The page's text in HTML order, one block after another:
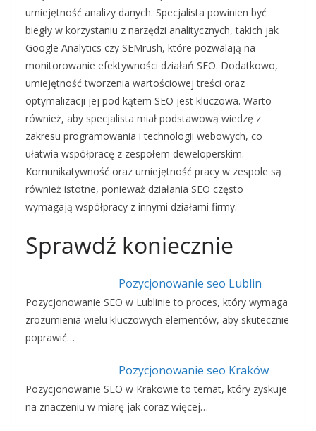
umiejętność analizy danych. Specjalista powinien być
biegły w korzystaniu z narzędzi analitycznych, takich jak
Google Analytics czy SEMrush, które pozwalają na
monitorowanie efektywności działań SEO. Dodatkowo,
umiejętność tworzenia wartościowej treści oraz
optymalizacji jej pod kątem SEO jest kluczowa. Warto
również, aby specjalista miał podstawową wiedzę z
zakresu programowania i technologii webowych, co
ułatwia współpracę z zespołem deweloperskim.
Komunikatywność oraz umiejętność pracy w zespole są
również istotne, ponieważ działania SEO często
wymagają współpracy z innymi działami firmy.
Sprawdź koniecznie
Pozycjonowanie seo Lublin
Pozycjonowanie SEO w Lublinie to proces, który wymaga
zrozumienia wielu kluczowych elementów, aby skutecznie
poprawić…
Pozycjonowanie seo Kraków
Pozycjonowanie SEO w Krakowie to temat, który zyskuje
na znaczeniu w miarę jak coraz więcej…